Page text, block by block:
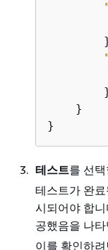
    }
}
테스트를 선
테스트가 완
시되어야 합
공했음을 나
이를 확인하